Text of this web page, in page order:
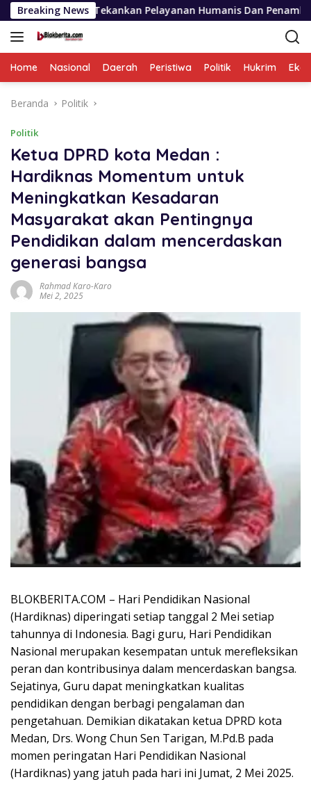
Langsung
ke
konten
Breaking News
Tekankan Pelayanan Humanis Dan Penambahan Personil
Home Nasional Daerah Peristiwa Politik Hukrim
Beranda Politik
Politik
Ketua DPRD kota Medan :
Hardiknas Momentum untuk
Meningkatkan Kesadaran
Masyarakat akan Pentingnya
Pendidikan dalam mencerdaskan
generasi bangsa
Rahmad Karo-Karo
Mei 2, 2025
BLOKBERITA.COM – Hari Pendidikan Nasional
(Hardiknas) diperingati setiap tanggal 2 Mei setiap
tahunnya di Indonesia. Bagi guru, Hari Pendidikan
Nasional merupakan kesempatan untuk merefleksikan
peran dan kontribusinya dalam mencerdaskan bangsa.
Sejatinya, Guru dapat meningkatkan kualitas
pendidikan dengan berbagi pengalaman dan
pengetahuan. Demikian dikatakan ketua DPRD kota
Medan, Drs. Wong Chun Sen Tarigan, M.Pd.B pada
momen peringatan Hari Pendidikan Nasional
(Hardiknas) yang jatuh pada hari ini Jumat, 2 Mei 2025.